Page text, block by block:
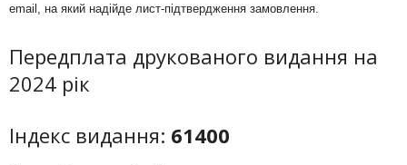
email, на який надійде лист-підтвердження замовлення.
Передплата друкованого видання на
2024 рік
Індекс видання: 61400